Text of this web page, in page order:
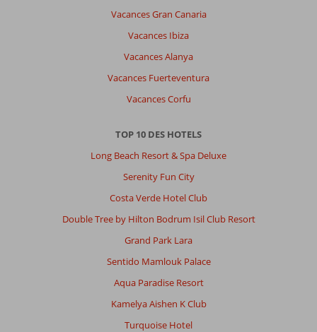
Vacances Gran Canaria
Vacances Ibiza
Vacances Alanya
Vacances Fuerteventura
Vacances Corfu
TOP 10 DES HOTELS
Long Beach Resort & Spa Deluxe
Serenity Fun City
Costa Verde Hotel Club
Double Tree by Hilton Bodrum Isil Club Resort
Grand Park Lara
Sentido Mamlouk Palace
Aqua Paradise Resort
Kamelya Aishen K Club
Turquoise Hotel